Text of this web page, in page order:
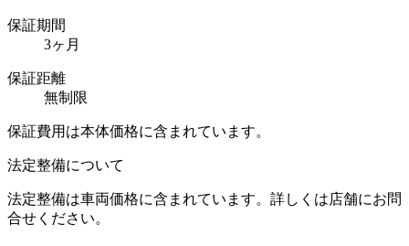
保証期間
3ヶ月
保証距離
無制限
保証費用は本体価格に含まれています。
法定整備について
法定整備は車両価格に含まれています。詳しくは店舗にお問
合せください。